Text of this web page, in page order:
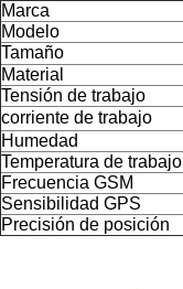
Marca
Modelo
Tamaño
Material
Tensión de trabajo
corriente de trabajo
Humedad
Temperatura de trabajo
Frecuencia GSM
Sensibilidad GPS
Precisión de posición